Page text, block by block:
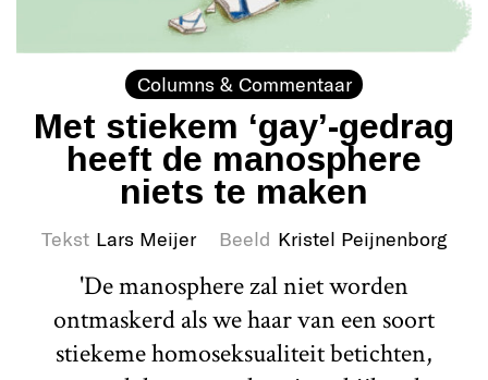
Columns & Commentaar
Met stiekem ‘gay’-gedrag
heeft de manosphere
niets te maken
Tekst Lars Meijer Beeld Kristel Peijnenborg
'De manosphere zal niet worden
ontmaskerd als we haar van een soort
stiekeme homoseksualiteit betichten,